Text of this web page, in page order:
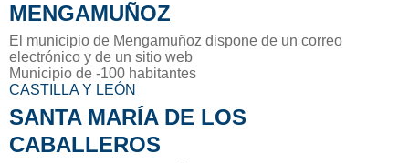
MENGAMUÑOZ
El municipio de Mengamuñoz dispone de un correo
electrónico y de un sitio web
Municipio de -100 habitantes
CASTILLA Y LEÓN
SANTA MARÍA DE LOS
CABALLEROS